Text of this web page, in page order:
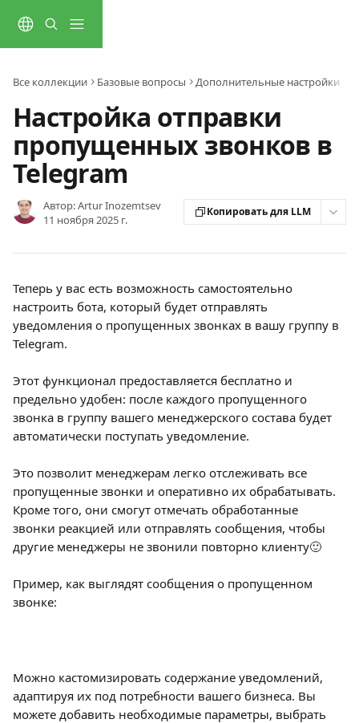
Все коллекции Базовые вопросы Дополнительные настройки
Настройка отправки
пропущенных звонков в
Telegram
Автор:Artur Inozemtsev
11 ноября 2025 г.
Копировать для LLM
Теперь у вас есть возможность самостоятельно
настроить бота, который будет отправлять
уведомления о пропущенных звонках в вашу группу в
Telegram.
Этот функционал предоставляется бесплатно и
предельно удобен: после каждого пропущенного
звонка в группу вашего менеджерского состава будет
автоматически поступать уведомление.
Это позволит менеджерам легко отслеживать все
пропущенные звонки и оперативно их обрабатывать.
Кроме того, они смогут отмечать обработанные
звонки реакцией или отправлять сообщения, чтобы
другие менеджеры не звонили повторно клиенту🙂
Пример, как выглядят сообщения о пропущенном
звонке:
Можно кастомизировать содержание уведомлений,
адаптируя их под потребности вашего бизнеса. Вы
можете добавить необходимые параметры, выбрать